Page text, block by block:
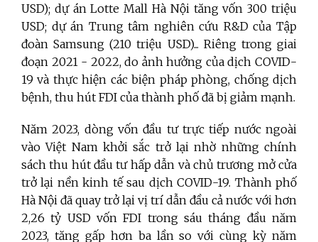
USD); dự án Lotte Mall Hà Nội tăng vốn 300 triệu
USD; dự án Trung tâm nghiên cứu R&D của Tập
đoàn Samsung (210 triệu USD)... Riêng trong giai
đoạn 2021 - 2022, do ảnh hưởng của dịch COVID-
19 và thực hiện các biện pháp phòng, chống dịch
bệnh, thu hút FDI của thành phố đã bị giảm mạnh.
Năm 2023, dòng vốn đầu tư trực tiếp nước ngoài
vào Việt Nam khởi sắc trở lại nhờ những chính
sách thu hút đầu tư hấp dẫn và chủ trương mở cửa
trở lại nền kinh tế sau dịch COVID-19. Thành phố
Hà Nội đã quay trở lại vị trí dẫn đầu cả nước với hơn
2,26 tỷ USD vốn FDI trong sáu tháng đầu năm
2023, tăng gấp hơn ba lần so với cùng kỳ năm